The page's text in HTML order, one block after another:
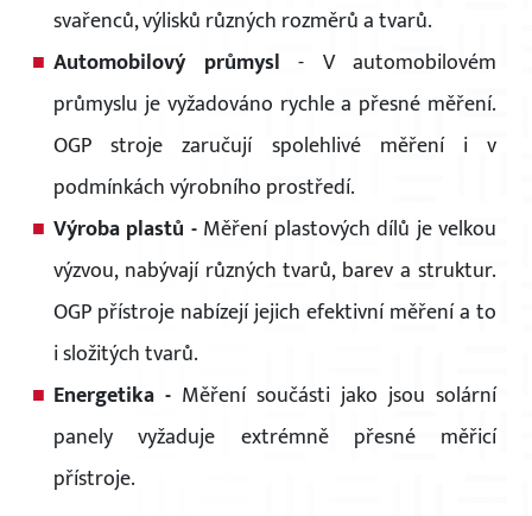
svařenců, výlisků různých rozměrů a tvarů.
Automobilový průmysl - V automobilovém
průmyslu je vyžadováno rychle a přesné měření.
OGP stroje zaručují spolehlivé měření i v
podmínkách výrobního prostředí.
Výroba plastů - Měření plastových dílů je velkou
výzvou, nabývají různých tvarů, barev a struktur.
OGP přístroje nabízejí jejich efektivní měření a to
i složitých tvarů.
Energetika - Měření součásti jako jsou solární
panely vyžaduje extrémně přesné měřicí
přístroje.